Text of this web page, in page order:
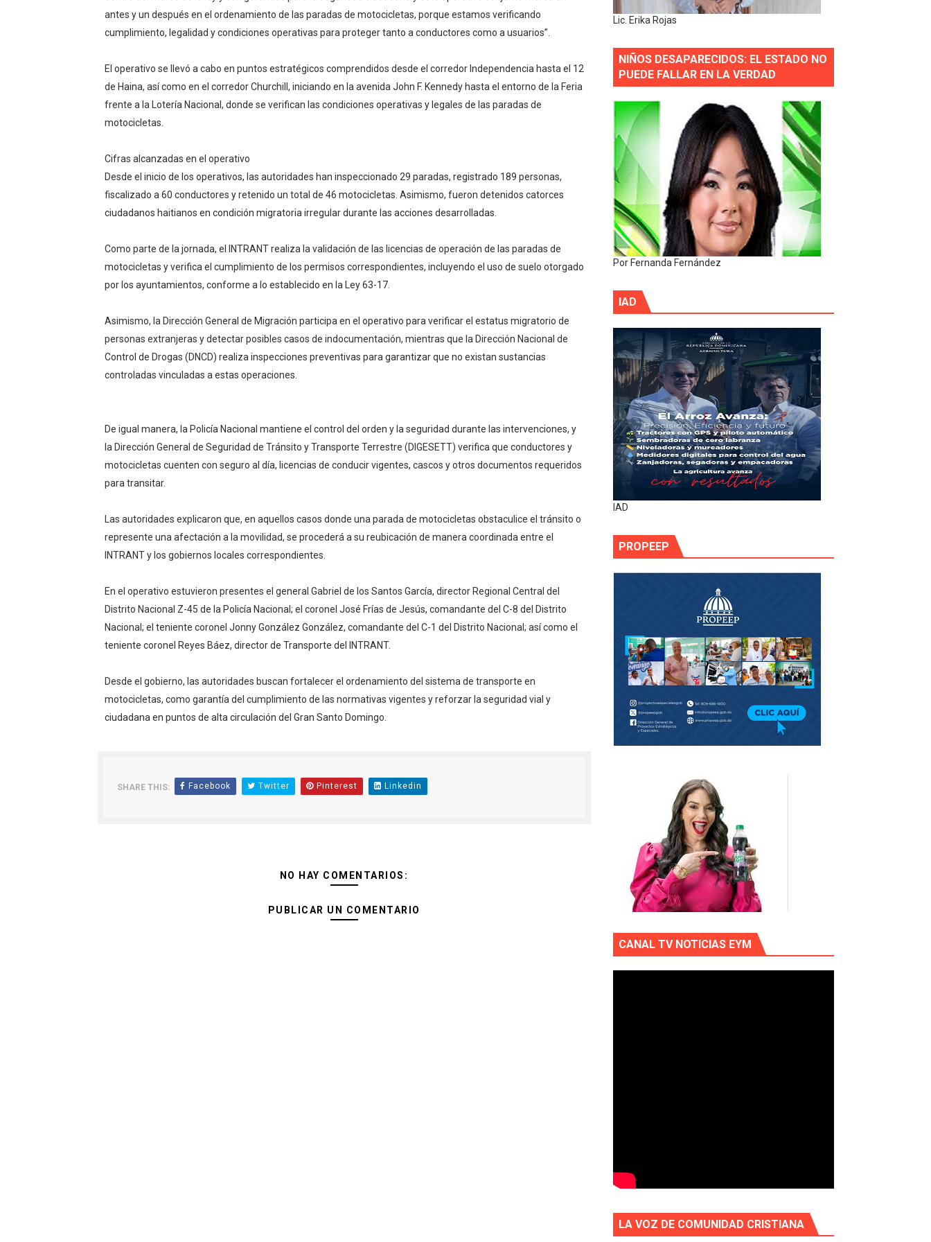
antes y un después en el ordenamiento de las paradas de motocicletas, porque estamos verificando
cumplimiento, legalidad y condiciones operativas para proteger tanto a conductores como a usuarios”.
El operativo se llevó a cabo en puntos estratégicos comprendidos desde el corredor Independencia hasta el 12
de Haina, así como en el corredor Churchill, iniciando en la avenida John F. Kennedy hasta el entorno de la Feria
frente a la Lotería Nacional, donde se verifican las condiciones operativas y legales de las paradas de
motocicletas.
Cifras alcanzadas en el operativo
Desde el inicio de los operativos, las autoridades han inspeccionado 29 paradas, registrado 189 personas,
fiscalizado a 60 conductores y retenido un total de 46 motocicletas. Asimismo, fueron detenidos catorces
ciudadanos haitianos en condición migratoria irregular durante las acciones desarrolladas.
Como parte de la jornada, el INTRANT realiza la validación de las licencias de operación de las paradas de
motocicletas y verifica el cumplimiento de los permisos correspondientes, incluyendo el uso de suelo otorgado
por los ayuntamientos, conforme a lo establecido en la Ley 63-17.
Asimismo, la Dirección General de Migración participa en el operativo para verificar el estatus migratorio de
personas extranjeras y detectar posibles casos de indocumentación, mientras que la Dirección Nacional de
Control de Drogas (DNCD) realiza inspecciones preventivas para garantizar que no existan sustancias
controladas vinculadas a estas operaciones.
De igual manera, la Policía Nacional mantiene el control del orden y la seguridad durante las intervenciones, y
la Dirección General de Seguridad de Tránsito y Transporte Terrestre (DIGESETT) verifica que conductores y
motocicletas cuenten con seguro al día, licencias de conducir vigentes, cascos y otros documentos requeridos
para transitar.
Las autoridades explicaron que, en aquellos casos donde una parada de motocicletas obstaculice el tránsito o
represente una afectación a la movilidad, se procederá a su reubicación de manera coordinada entre el
INTRANT y los gobiernos locales correspondientes.
En el operativo estuvieron presentes el general Gabriel de los Santos García, director Regional Central del
Distrito Nacional Z-45 de la Policía Nacional; el coronel José Frías de Jesús, comandante del C-8 del Distrito
Nacional; el teniente coronel Jonny González González, comandante del C-1 del Distrito Nacional; así como el
teniente coronel Reyes Báez, director de Transporte del INTRANT.
Desde el gobierno, las autoridades buscan fortalecer el ordenamiento del sistema de transporte en
motocicletas, como garantía del cumplimiento de las normativas vigentes y reforzar la seguridad vial y
ciudadana en puntos de alta circulación del Gran Santo Domingo.
SHARE THIS: Facebook Twitter Pinterest Linkedin
NO HAY COMENTARIOS:
PUBLICAR UN COMENTARIO
Lic. Erika Rojas
NIÑOS DESAPARECIDOS: EL ESTADO NO
PUEDE FALLAR EN LA VERDAD
Por Fernanda Fernández
IAD
IAD
PROPEEP
CANAL TV NOTICIAS EYM
LA VOZ DE COMUNIDAD CRISTIANA